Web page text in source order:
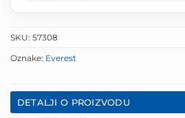
SKU: 57308
Oznake: Everest
DETALJI O PROIZVODU